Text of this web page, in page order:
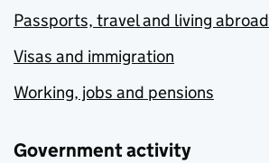
Passports, travel and living abroad
Visas and immigration
Working, jobs and pensions
Government activity